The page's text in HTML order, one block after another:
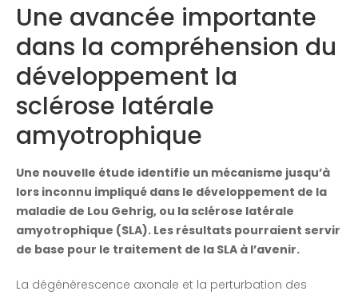
Une avancée importante
dans la compréhension du
développement la
sclérose latérale
amyotrophique
Une nouvelle étude identifie un mécanisme jusqu’à
lors inconnu impliqué dans le développement de la
maladie de Lou Gehrig, ou la sclérose latérale
amyotrophique (SLA). Les résultats pourraient servir
de base pour le traitement de la SLA à l’avenir.
La dégénérescence axonale et la perturbation des